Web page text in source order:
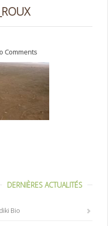
Comments
DERNIÈRES ACTUALITÉS
Bio